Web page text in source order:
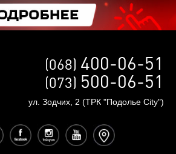
(068) 400-06-51
(073) 500-06-51
ул. Зодчих, 2 (ТРК "Подолье City")